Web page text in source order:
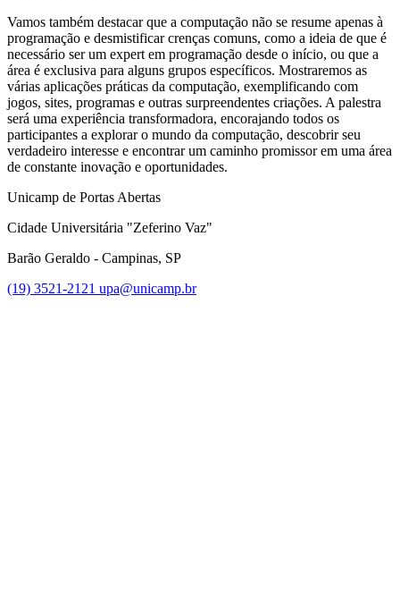
Vamos também destacar que a computação não se resume apenas à
programação e desmistificar crenças comuns, como a ideia de que é
necessário ser um expert em programação desde o início, ou que a
área é exclusiva para alguns grupos específicos. Mostraremos as
várias aplicações práticas da computação, exemplificando com
jogos, sites, programas e outras surpreendentes criações. A palestra
será uma experiência transformadora, encorajando todos os
participantes a explorar o mundo da computação, descobrir seu
verdadeiro interesse e encontrar um caminho promissor em uma área
de constante inovação e oportunidades.
Unicamp de Portas Abertas
Cidade Universitária "Zeferino Vaz"
Barão Geraldo - Campinas, SP
(19) 3521-2121 upa@unicamp.br